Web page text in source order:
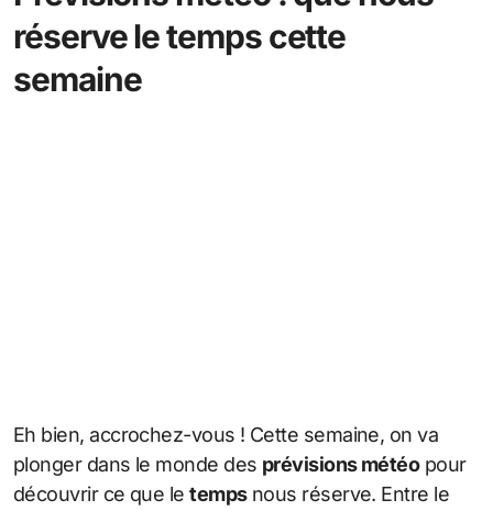
réserve le temps cette
semaine
Eh bien, accrochez-vous ! Cette semaine, on va
plonger dans le monde des prévisions météopour
découvrir ce que letempsnous réserve. Entre le